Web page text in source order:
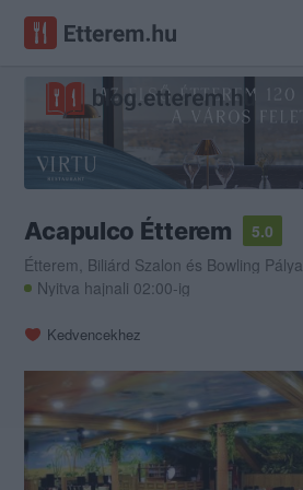
Acapulco Étterem
5.0
Étterem, Biliárd Szalon és Bowling Pálya
Nyitva hajnali 02:00-ig
Kedvencekhez